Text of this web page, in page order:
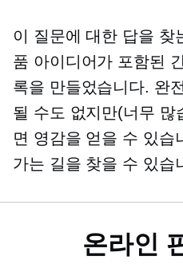
이 질문에 대한 답을 찾
품 아이디어가 포함된
록을 만들었습니다. 완
될 수도 없지만(너무 많
면 영감을 얻을 수 있습
가는 길을 찾을 수 있습
온라인